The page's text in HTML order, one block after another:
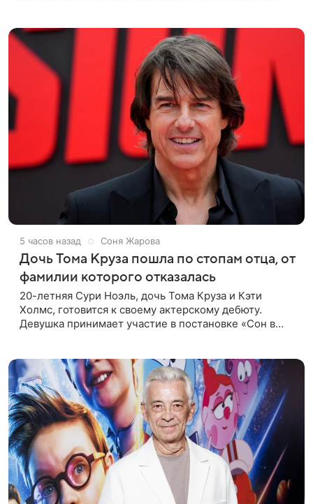
5 часов назад Соня Жарова
Дочь Тома Круза пошла по стопам отца, от
фамилии которого отказалась
20-летняя Сури Ноэль, дочь Тома Круза и Кэти
Холмс, готовится к своему актерскому дебюту.
Девушка принимает участие в постановке «Сон в